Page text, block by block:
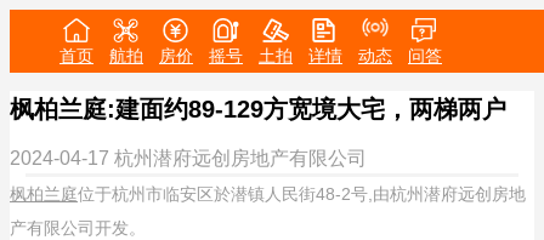
首页 航拍 房价 摇号 土拍 详情 动态 问答
枫柏兰庭:建面约89-129方宽境大宅，两梯两户
2024-04-17 杭州潜府远创房地产有限公司
枫柏兰庭位于杭州市临安区於潜镇人民街48-2号,由杭州潜府远创房地
产有限公司开发。